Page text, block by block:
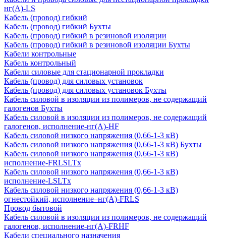
нг(А)-LS
Кабель (провод) гибкий
Кабель (провод) гибкий Бухты
Кабель (провод) гибкий в резиновой изоляции
Кабель (провод) гибкий в резиновой изоляции Бухты
Кабели контрольные
Кабель контрольный
Кабели силовые для стационарной прокладки
Кабель (провод) для силовых установок
Кабель (провод) для силовых установок Бухты
Кабель силовой в изоляции из полимеров, не содержащий
галогенов Бухты
Кабель силовой в изоляции из полимеров, не содержащий
галогенов, исполнение-нг(А)-HF
Кабель силовой низкого напряжения (0,66-1-3 кВ)
Кабель силовой низкого напряжения (0,66-1-3 кВ) Бухты
Кабель силовой низкого напряжения (0,66-1-3 кВ)
исполнение-FRLSLTx
Кабель силовой низкого напряжения (0,66-1-3 кВ)
исполнение-LSLTx
Кабель силовой низкого напряжения (0,66-1-3 кВ)
огнестойкий, исполнение–нг(А)-FRLS
Провод бытовой
Кабель силовой в изоляции из полимеров, не содержащий
галогенов, исполнение-нг(А)-FRHF
Кабели специального назначения